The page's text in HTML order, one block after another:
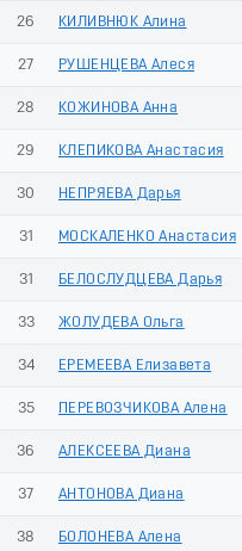
26 КИЛИВНЮК Алина
27 РУШЕНЦЕВА Алеся
28 КОЖИНОВА Анна
29 КЛЕПИКОВА Анастасия
30 НЕПРЯЕВА Дарья
31 МОСКАЛЕНКО Анастасия
31 БЕЛОСЛУДЦЕВА Дарья
33 ЖОЛУДЕВА Ольга
34 ЕРЕМЕЕВА Елизавета
35 ПЕРЕВОЗЧИКОВА Алена
36 АЛЕКСЕЕВА Диана
37 АНТОНОВА Диана
38 БОЛОНЕВА Алена